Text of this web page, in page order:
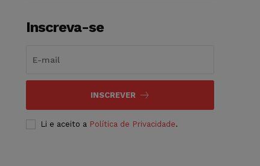
Inscreva-se
INSCREVER
Li e aceito a Política de Privacidade.